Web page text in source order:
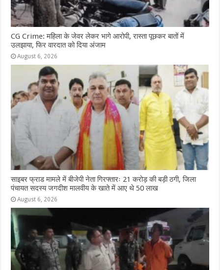
CG Crime: महिला के जेवर लेकर भागे आरोपी, रास्ता पूछकर बातों में
उलझाया, फिर वारदात को दिया अंजाम
August 6, 2026
साइबर फ्राड मामले में बीजेपी नेता गिरफ्तारः 21 करोड़ की बड़ी ठगी, जिला
पंचायत सदस्य जगदीश मालवीय के खाते में आए थे 50 लाख
August 6, 2026